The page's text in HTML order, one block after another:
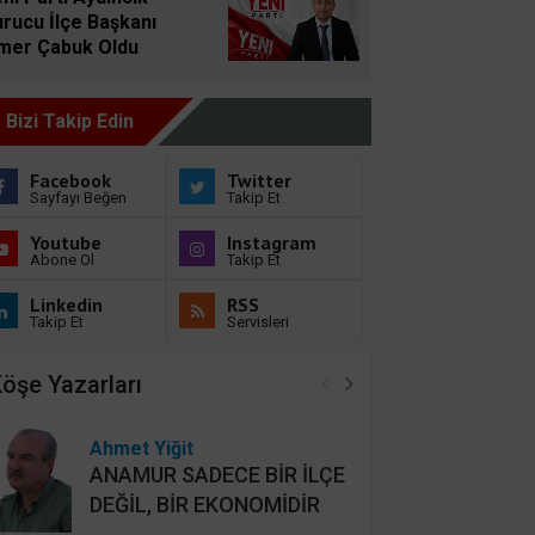
İlçe Başkanı
Çabuk Oldu
Bizi Takip Edin
Facebook
Sayfayı Beğen
Twitter
Takip Et
Youtube
Abone Ol
Instagram
Takip Et
Linkedin
Takip Et
RSS
Servisleri
Yazarları
Ahmet Yiğit
ANAMUR SADECE BİR İLÇE
DEĞİL, BİR EKONOMİDİR